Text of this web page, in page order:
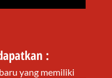
:
yang memiliki